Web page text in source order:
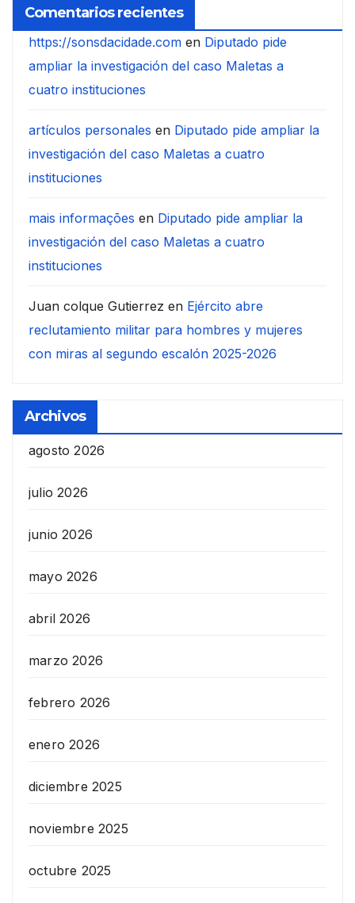
Comentarios recientes
https://sonsdacidade.com en Diputado pide
ampliar la investigación del caso Maletas a
cuatro instituciones
artículos personales en Diputado pide ampliar la
investigación del caso Maletas a cuatro
instituciones
mais informações en Diputado pide ampliar la
investigación del caso Maletas a cuatro
instituciones
Juan colque Gutierrez en Ejército abre
reclutamiento militar para hombres y mujeres
con miras al segundo escalón 2025-2026
Archivos
agosto 2026
julio 2026
junio 2026
mayo 2026
abril 2026
marzo 2026
febrero 2026
enero 2026
diciembre 2025
noviembre 2025
octubre 2025